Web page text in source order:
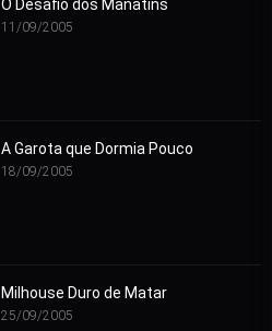
O Desafio dos Manatins
11/09/2005
A Garota que Dormia Pouco
18/09/2005
Milhouse Duro de Matar
25/09/2005